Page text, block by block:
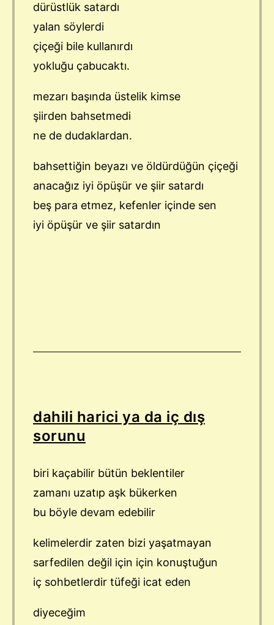
dürüstlük satardı
yalan söylerdi
çiçeği bile kullanırdı
yokluğu çabucaktı.
mezarı başında üstelik kimse
şiirden bahsetmedi
ne de dudaklardan.
bahsettiğin beyazı ve öldürdüğün çiçeği
anacağız iyi öpüşür ve şiir satardı
beş para etmez, kefenler içinde sen
iyi öpüşür ve şiir satardın
dahili harici ya da iç dış
sorunu
biri kaçabilir bütün beklentiler
zamanı uzatıp aşk bükerken
bu böyle devam edebilir
kelimelerdir zaten bizi yaşatmayan
sarfedilen değil için için konuştuğun
iç sohbetlerdir tüfeği icat eden
diyeceğim